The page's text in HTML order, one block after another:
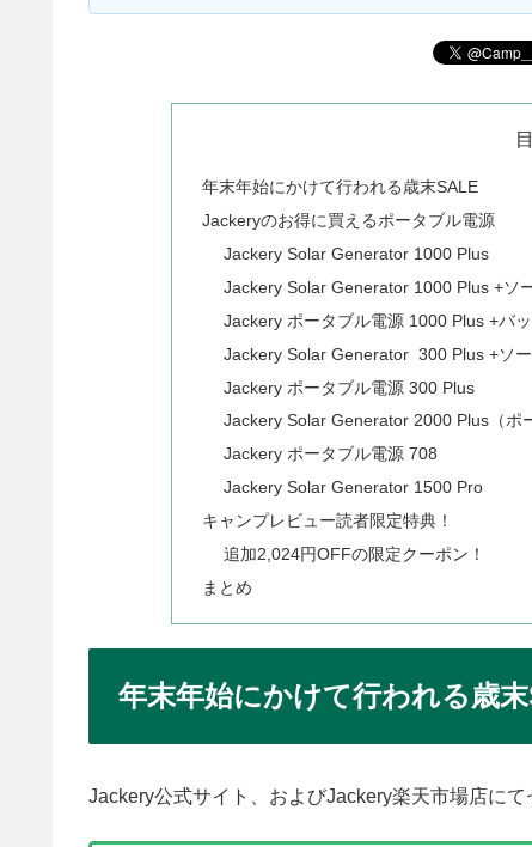
年末年始にかけて行われる歳末SALE
Jackeryのお得に買えるポータブル電源
Jackery Solar Generator 1000 Plus
Jackery Solar Generator 1000 Plus +ソ
Jackery ポータブル電源 1000 Plus +バ
Jackery Solar Generator 300 Plus +ソ
Jackery ポータブル電源 300 Plus
Jackery Solar Generator 2000 Plus（ポ
Jackery ポータブル電源 708
Jackery Solar Generator 1500 Pro
キャンプレビュー読者限定特典！
追加2,024円OFFの限定クーポン！
まとめ
年末年始にかけて行われる歳
Jackery公式サイト、およびJackery楽天市場店に